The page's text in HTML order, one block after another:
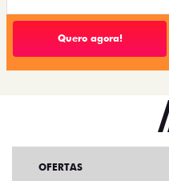
Quero agora!
OFERTAS